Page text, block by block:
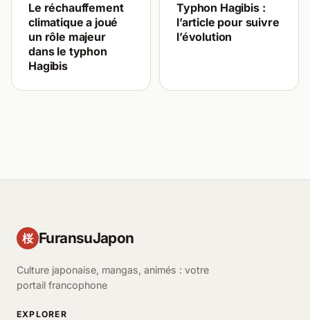
Le réchauffement
climatique a joué
un rôle majeur
dans le typhon
Hagibis
Typhon Hagibis :
l’article pour suivre
l’évolution
桜 FuransuJapon
Culture japonaise, mangas, animés : votre
portail francophone
EXPLORER